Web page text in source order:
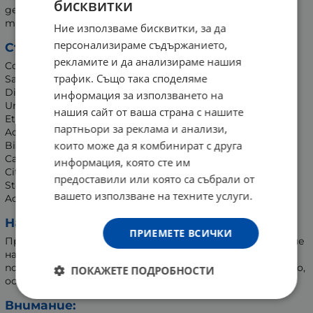
деривати с животински произход. Дерматологично
тестван продукт. С нелепнеща консистенция.
Състав:
Cocos Nucifera Oil, Arachis Hypogaea Oil, Daucus Carota
Sativa Extract, Tocopherol, Alcohol Denat., Butane, Propane,
Diisopropyl Adipate, C12-15 Alkyl Benzoate, Octocrylene,
Undecane, Homosalate, Butyl Methoxydibenzoylmethane,
Ethylhexyl Salicylate, Isobutane, Tridecane,
Acrylates/Octylacrylamide Copolymer, Ascorbyl Palmitate,
Bis-Ethylhexyl Hydroxydimethoxy Benzylmalonate, Beta-
Carotene, Bis-Ethylhexyloxyphenol Methoxyphenyl Triazine,
Citric Acid, Glyceryl Oleate, Isopropyl Myristate, Glyceryl
Stearate, Lecithin, BHT, Hexyl Cinnamal, Parfum, Tocopheryl
Acetate.
Начин на употреба:
Преди употреба разтръскайте добре. Преди излагане
на слънце нанесете обилно количество от продукта
по цялото тяло. Повтаряйте периодично нанасянето,
особено след изпотяване, избърсване и плуване.
Внимание:
бисквитки
Ние използваме бисквитки, за да
персонализираме съдържанието,
рекламите и да анализираме нашия
трафик. Също така споделяме
информация за използването на
нашия сайт от ваша страна с нашите
партньори за реклама и анализи,
които може да я комбинират с друга
информация, която сте им
предоставили или която са събрали от
вашето използване на техните услуги.
ПРИЕМЕТЕ ВСИЧКИ
ПОКАЖЕТЕ ПОДРОБНОСТИ